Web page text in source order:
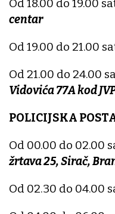
Od 18.00 do 19.00
centar
Od 19.00 do 21.00
Od 21.00 do 24.00
Vidovića 77A kod
POLICIJSKA
Od 00.00 do 02.00
žrtava 25, Sirač,
Od 02.30 do 04.00